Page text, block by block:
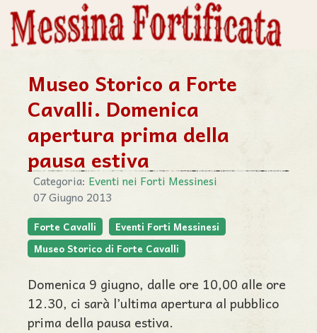
Museo Storico a Forte
Cavalli. Domenica
apertura prima della
pausa estiva
Categoria: Eventi nei Forti Messinesi
07 Giugno 2013
Forte Cavalli
Eventi Forti Messinesi
Museo Storico di Forte Cavalli
Domenica 9 giugno, dalle ore 10,00 alle ore
12.30, ci sarà l’ultima apertura al pubblico
prima della pausa estiva.